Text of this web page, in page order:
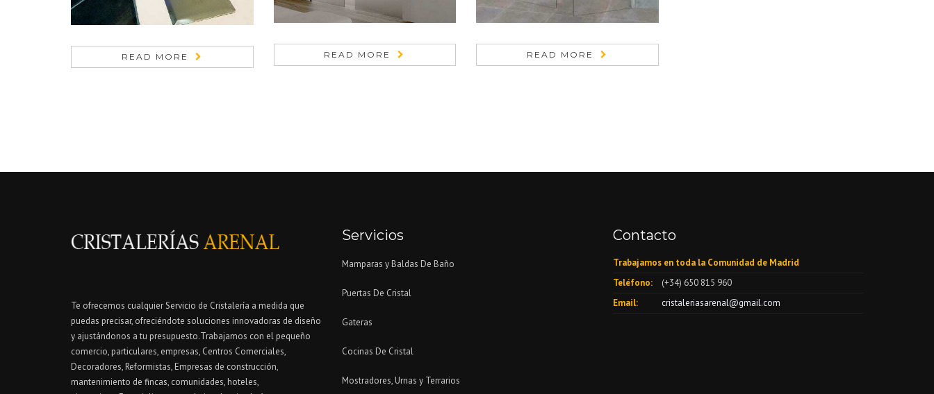
READ MORE READ MORE READ MORE
Te ofrecemos cualquier Servicio de Cristalería a medida que
puedas precisar, ofreciéndote soluciones innovadoras de diseño
y ajustándonos a tu presupuesto.Trabajamos con el pequeño
comercio, particulares, empresas, Centros Comerciales,
Decoradores, Reformistas, Empresas de construcción,
mantenimiento de fincas, comunidades, hoteles,
Servicios
Mamparas y Baldas De Baño
Puertas De Cristal
Gateras
Cocinas De Cristal
Mostradores, Urnas y Terrarios
Contacto
Trabajamos en toda la Comunidad de Madrid
Teléfono:
(+34) 650 815 960
Email:
cristaleriasarenal@gmail.com